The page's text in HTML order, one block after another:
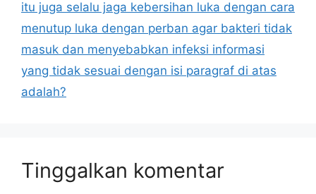
itu juga selalu jaga kebersihan luka dengan cara
menutup luka dengan perban agar bakteri tidak
masuk dan menyebabkan infeksi informasi
yang tidak sesuai dengan isi paragraf di atas
adalah?
Tinggalkan komentar